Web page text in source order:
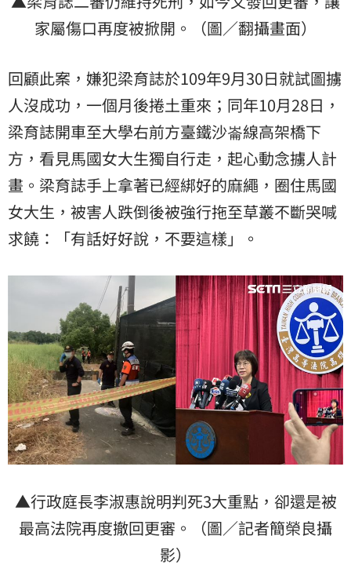
家屬傷口再度被掀開。（圖／翻攝畫面）
回顧此案，嫌犯梁育誌於109年9月30日就試圖擄
人沒成功，一個月後捲土重來；同年10月28日，
梁育誌開車至大學右前方臺鐵沙崙線高架橋下
方，看見馬國女大生獨自行走，起心動念擄人計
畫。梁育誌手上拿著已經綁好的麻繩，圈住馬國
女大生，被害人跌倒後被強行拖至草叢不斷哭喊
求饒：「有話好好說，不要這樣」。
▲行政庭長李淑惠說明判死3大重點，卻還是被
最高法院再度撤回更審。（圖／記者簡榮良攝
影）